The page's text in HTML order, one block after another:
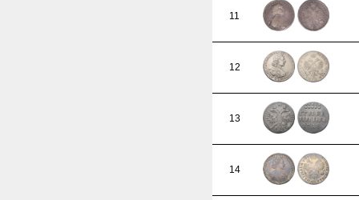
11
12
13
14